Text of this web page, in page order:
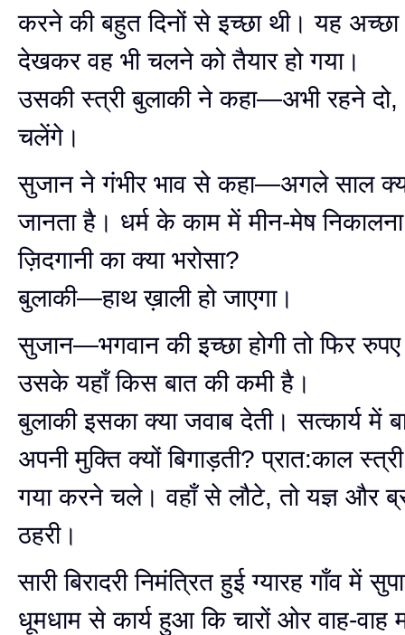
करने की बहुत दिनों से इच्छा थी। यह
देखकर वह भी चलने को तैयार हो गया।
उसकी स्त्री बुलाकी ने कहा—अभी रहने
चलेंगे।
सुजान ने गंभीर भाव से कहा—अगले साल
जानता है। धर्म के काम में मीन-मेष
ज़िदगानी का क्या भरोसा?
बुलाकी—हाथ ख़ाली हो जाएगा।
सुजान—भगवान की इच्छा होगी तो फिर
उसके यहाँ किस बात की कमी है।
बुलाकी इसका क्या जवाब देती। सत्कार्य में
अपनी मुक्ति क्यों बिगाड़ती? प्रात:काल
गया करने चले। वहाँ से लौटे, तो यज्ञ और
ठहरी।
सारी बिरादरी निमंत्रित हुई ग्यारह गाँव में
धूमधाम से कार्य हुआ कि चारों ओर वाह-